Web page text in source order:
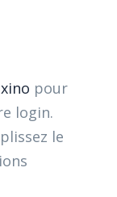
pour
login.
le